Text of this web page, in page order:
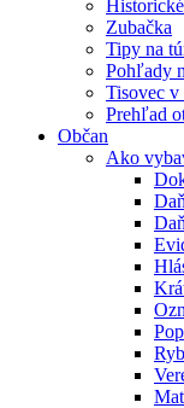
Zubačka
Tipy na
Pohľady
Tisovec v
Prehľad
Občan
Ako